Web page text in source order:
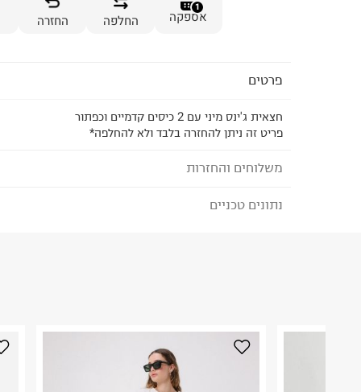
1
אספקה החלפה החזרה
פרטים
חצאית ג'ינס מיני עם 2 כיסים קדמיים וכפתור
פריט זה ניתן להחזרה בלבד ולא להחלפה*
משלוחים והחזרות
לבחירת בשיטת המשלוח המתאימה לכם,
לפני החזרת החבילה, חשוב להדביק את מדבקת
במקום בו הודבקה הכתובת שלכם.
נתונים טכניים